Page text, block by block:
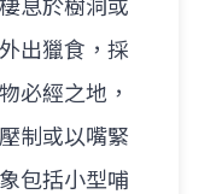
息於樹洞或
出獵食，採
必經之地，
制或以嘴緊
包括小型哺